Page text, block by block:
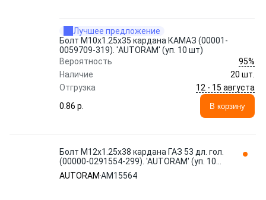
Лучшее предложение
Болт М10x1.25x35 кардана КАМАЗ (00001-
0059709-319). 'AUTORAM' (уп. 10 шт)
Вероятность
95%
Наличие
20 шт.
Отгрузка
12 - 15 августа
0.86 p.
В корзину
Болт М12x1.25x38 кардана ГАЗ 53 дл. гол.
(00000-0291554-299). 'AUTORAM' (уп. 10
шт) AM15564
AUTORAM AM15564